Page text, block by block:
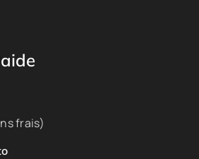
frais)